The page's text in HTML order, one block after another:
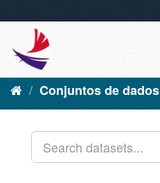
Conjuntos de dados